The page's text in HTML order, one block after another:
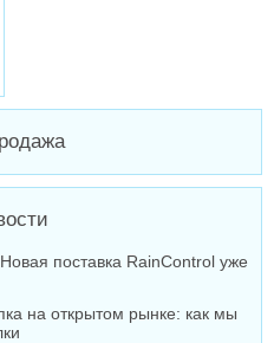
поставка RainControl уже
на открытом рынке: как мы